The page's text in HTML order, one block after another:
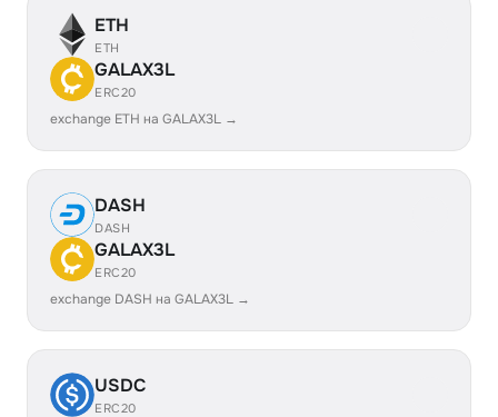
ETH
ETH
GALAX3L
ERC20
exchange ETH на GALAX3L →
DASH
DASH
GALAX3L
ERC20
exchange DASH на GALAX3L →
USDC
ERC20